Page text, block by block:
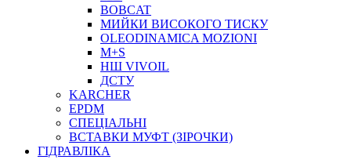
ФІЛЬТРИ ДЛЯ ПАЛЬНОГО
ПІДДОНИ ДЛЯ БОЧОК
МОДУЛЬНІ АЗС
МЕТРОЛОГІЧНЕ ОБЛАДНАННЯ
ЛІЧИЛЬНИКИ І ВИТРАТОМІРИ ДЛЯ ПАЛЬНОГО
КОТУШКИ ДЛЯ ШЛАНГІВ
BOBCAT
МИЙКИ ВИСОКОГО ТИСКУ
OLEODINAMICA MOZIONI
M+S
НШ VIVOIL
ДСТУ
KARCHER
EPDM
СПЕЦІАЛЬНІ
ВСТАВКИ МУФТ (ЗІРОЧКИ)
ГІДРАВЛІКА